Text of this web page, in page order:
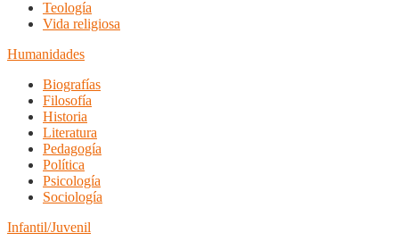
Teología
Vida religiosa
Humanidades
Biografías
Filosofía
Historia
Literatura
Pedagogía
Política
Psicología
Sociología
Infantil/Juvenil